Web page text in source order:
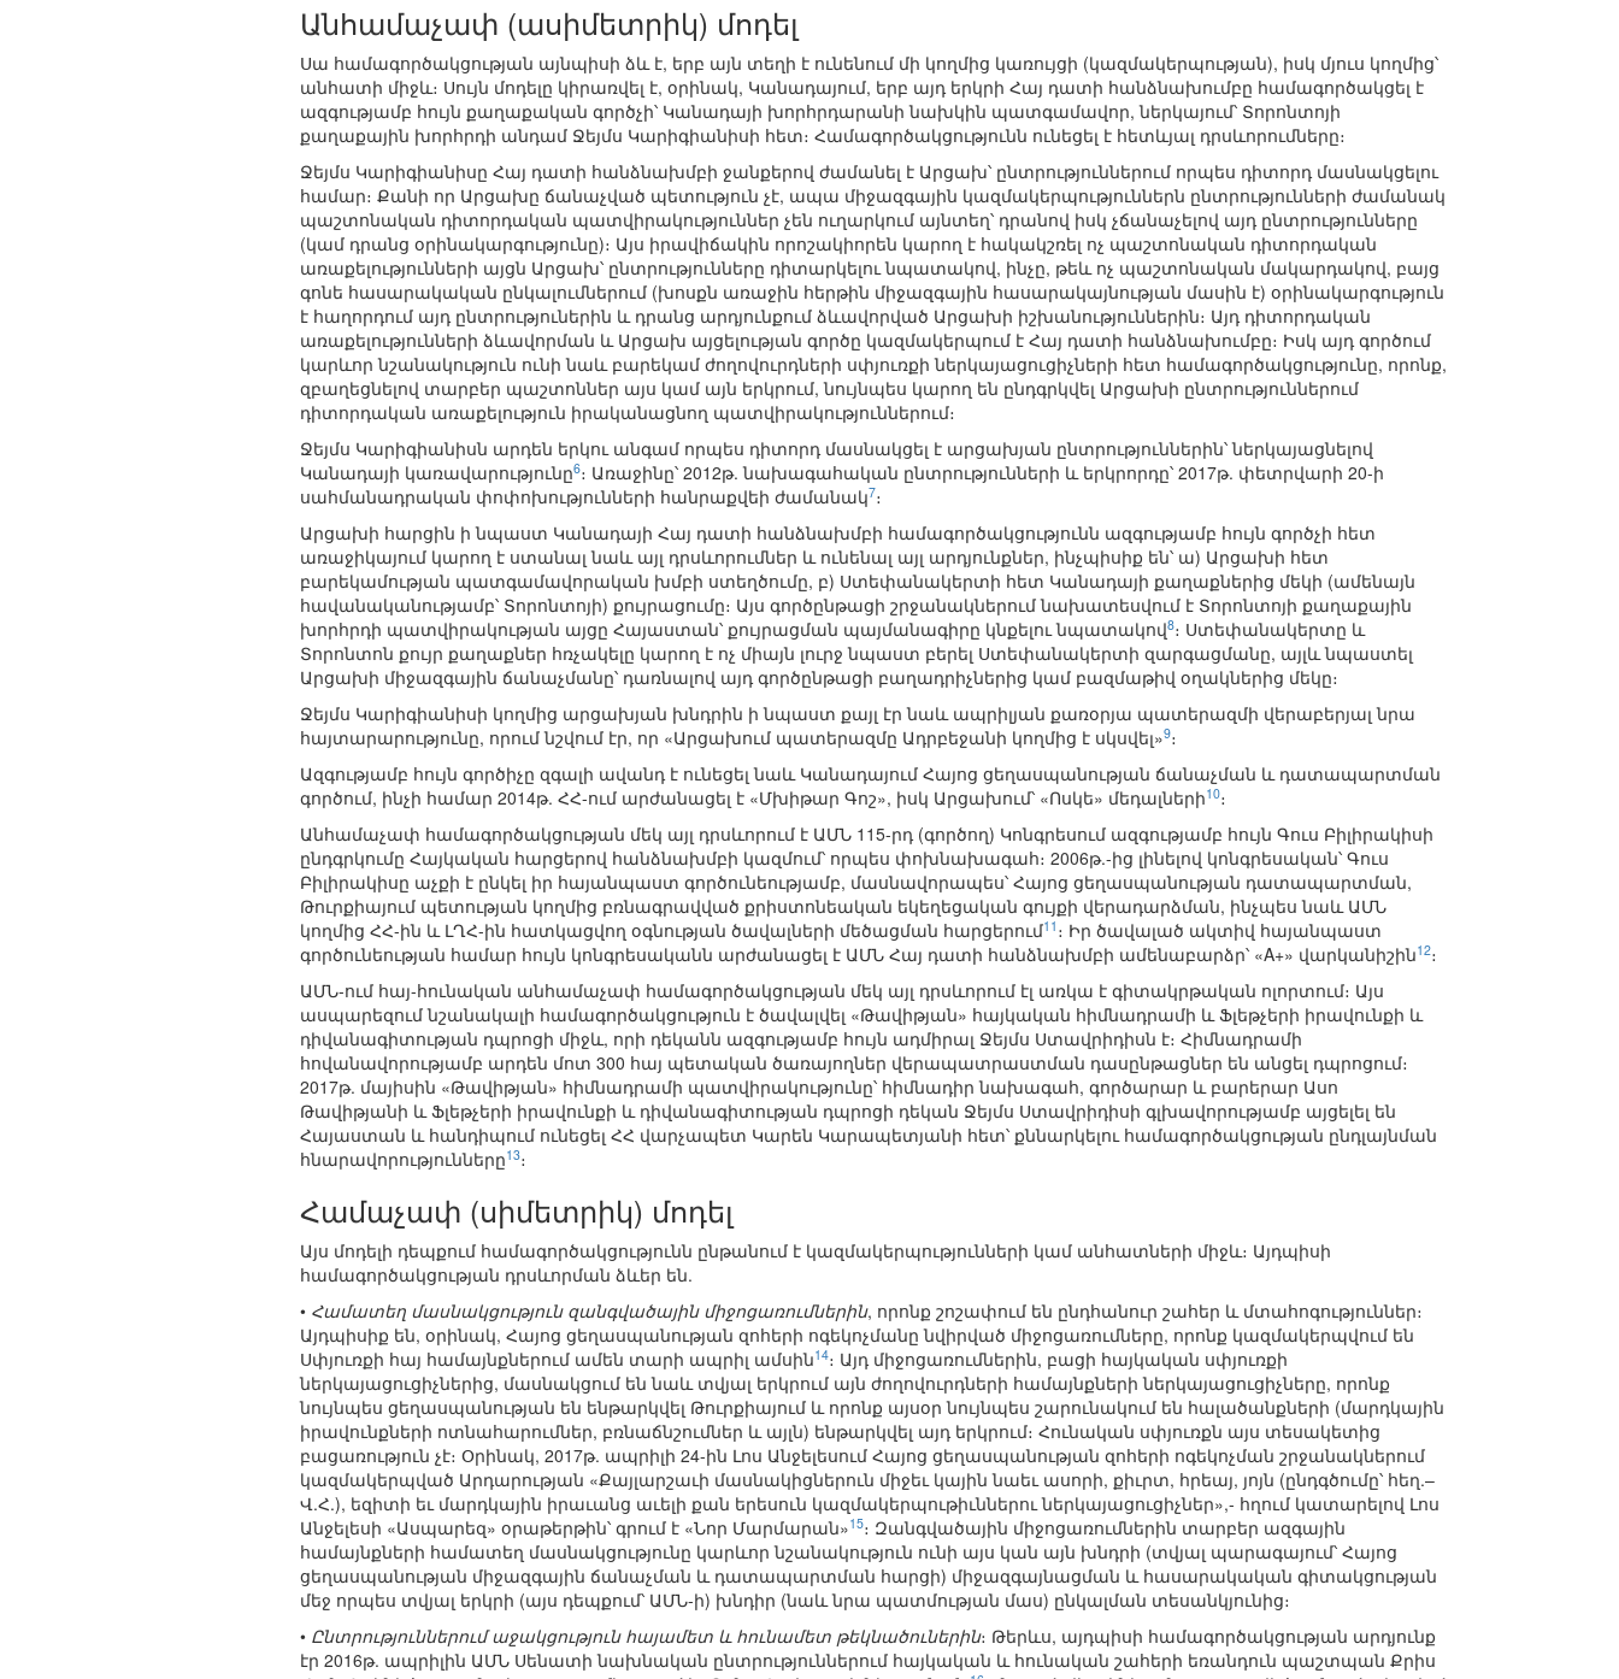
Անհամաչափ (ասիմետրիկ) մոդել
Սա համագործակցության այնպիսի ձև է, երբ այն տեղի է ունենում մի կողմից կառույցի (կազմակերպության), իսկ մյուս կողմից՝
անհատի միջև։ Սույն մոդելը կիրառվել է, օրինակ, Կանադայում, երբ այդ երկրի Հայ դատի հանձնախումբը համագործակցել է
ազգությամբ հույն քաղաքական գործչի՝ Կանադայի խորհրդարանի նախկին պատգամավոր, ներկայում՝ Տորոնտոյի
քաղաքային խորհրդի անդամ Ջեյմս Կարիգիանիսի հետ։ Համագործակցությունն ունեցել է հետևյալ դրսևորումները։
Ջեյմս Կարիգիանիսը Հայ դատի հանձնախմբի ջանքերով ժամանել է Արցախ՝ ընտրություններում որպես դիտորդ մասնակցելու
համար։ Քանի որ Արցախը ճանաչված պետություն չէ, ապա միջազգային կազմակերպություններն ընտրությունների ժամանակ
պաշտոնական դիտորդական պատվիրակություններ չեն ուղարկում այնտեղ՝ դրանով իսկ չճանաչելով այդ ընտրությունները
(կամ դրանց օրինակարգությունը)։ Այս իրավիճակին որոշակիորեն կարող է հակակշռել ոչ պաշտոնական դիտորդական
առաքելությունների այցն Արցախ՝ ընտրությունները դիտարկելու նպատակով, ինչը, թեև ոչ պաշտոնական մակարդակով, բայց
գոնե հասարակական ընկալումներում (խոսքն առաջին հերթին միջազգային հասարակայնության մասին է) օրինակարգություն
է հաղորդում այդ ընտրություներին և դրանց արդյունքում ձևավորված Արցախի իշխանություններին։ Այդ դիտորդական
առաքելությունների ձևավորման և Արցախ այցելության գործը կազմակերպում է Հայ դատի հանձնախումբը։ Իսկ այդ գործում
կարևոր նշանակություն ունի նաև բարեկամ ժողովուրդների սփյուռքի ներկայացուցիչների հետ համագործակցությունը, որոնք,
զբաղեցնելով տարբեր պաշտոններ այս կամ այն երկրում, նույնպես կարող են ընդգրկվել Արցախի ընտրություններում
դիտորդական առաքելություն իրականացնող պատվիրակություններում։
Ջեյմս Կարիգիանիսն արդեն երկու անգամ որպես դիտորդ մասնակցել է արցախյան ընտրություններին՝ ներկայացնելով
Կանադայի կառավարությունը6։ Առաջինը՝ 2012թ. նախագահական ընտրությունների և երկրորդը՝ 2017թ. փետրվարի 20-ի
սահմանադրական փոփոխությունների հանրաքվեի ժամանակ7։
Արցախի հարցին ի նպաստ Կանադայի Հայ դատի հանձնախմբի համագործակցությունն ազգությամբ հույն գործչի հետ
առաջիկայում կարող է ստանալ նաև այլ դրսևորումներ և ունենալ այլ արդյունքներ, ինչպիսիք են՝ ա) Արցախի հետ
բարեկամության պատգամավորական խմբի ստեղծումը, բ) Ստեփանակերտի հետ Կանադայի քաղաքներից մեկի (ամենայն
հավանականությամբ՝ Տորոնտոյի) քույրացումը։ Այս գործընթացի շրջանակներում նախատեսվում է Տորոնտոյի քաղաքային
խորհրդի պատվիրակության այցը Հայաստան՝ քույրացման պայմանագիրը կնքելու նպատակով8։ Ստեփանակերտը և
Տորոնտոն քույր քաղաքներ հռչակելը կարող է ոչ միայն լուրջ նպաստ բերել Ստեփանակերտի զարգացմանը, այլև նպաստել
Արցախի միջազգային ճանաչմանը՝ դառնալով այդ գործընթացի բաղադրիչներից կամ բազմաթիվ օղակներից մեկը։
Ջեյմս Կարիգիանիսի կողմից արցախյան խնդրին ի նպաստ քայլ էր նաև ապրիլյան քառօրյա պատերազմի վերաբերյալ նրա
հայտարարությունը, որում նշվում էր, որ «Արցախում պատերազմը Ադրբեջանի կողմից է սկսվել»9։
Ազգությամբ հույն գործիչը զգալի ավանդ է ունեցել նաև Կանադայում Հայոց ցեղասպանության ճանաչման և դատապարտման
գործում, ինչի համար 2014թ. ՀՀ-ում արժանացել է «Մխիթար Գոշ», իսկ Արցախում՝ «Ոսկե» մեդալների10։
Անհամաչափ համագործակցության մեկ այլ դրսևորում է ԱՄՆ 115-րդ (գործող) Կոնգրեսում ազգությամբ հույն Գուս Բիլիրակիսի
ընդգրկումը Հայկական հարցերով հանձնախմբի կազմում՝ որպես փոխնախագահ։ 2006թ.-ից լինելով կոնգրեսական՝ Գուս
Բիլիրակիսը աչքի է ընկել իր հայանպաստ գործունեությամբ, մասնավորապես՝ Հայոց ցեղասպանության դատապարտման,
Թուրքիայում պետության կողմից բռնագրավված քրիստոնեական եկեղեցական գույքի վերադարձման, ինչպես նաև ԱՄՆ
կողմից ՀՀ-ին և ԼՂՀ-ին հատկացվող օգնության ծավալների մեծացման հարցերում11 ։ Իր ծավալած ակտիվ հայանպաստ
գործունեության համար հույն կոնգրեսականն արժանացել է ԱՄՆ Հայ դատի հանձնախմբի ամենաբարձր՝ «A+» վարկանիշին12։
ԱՄՆ-ում հայ-հունական անհամաչափ համագործակցության մեկ այլ դրսևորում էլ առկա է գիտակրթական ոլորտում։ Այս
ասպարեզում նշանակալի համագործակցություն է ծավալվել «Թավիթյան» հայկական հիմնադրամի և Ֆլեթչերի իրավունքի և
դիվանագիտության դպրոցի միջև, որի դեկանն ազգությամբ հույն ադմիրալ Ջեյմս Ստավրիդիսն է։ Հիմնադրամի
հովանավորությամբ արդեն մոտ 300 հայ պետական ծառայողներ վերապատրաստման դասընթացներ են անցել դպրոցում։
2017թ. մայիսին «Թավիթյան» հիմնադրամի պատվիրակությունը՝ հիմնադիր նախագահ, գործարար և բարերար Ասո
Թավիթյանի և Ֆլեթչերի իրավունքի և դիվանագիտության դպրոցի դեկան Ջեյմս Ստավրիդիսի գլխավորությամբ այցելել են
Հայաստան և հանդիպում ունեցել ՀՀ վարչապետ Կարեն Կարապետյանի հետ՝ քննարկելու համագործակցության ընդլայնման
հնարավորությունները13։
Համաչափ (սիմետրիկ) մոդել
Այս մոդելի դեպքում համագործակցությունն ընթանում է կազմակերպությունների կամ անհատների միջև։ Այդպիսի
համագործակցության դրսևորման ձևեր են.
• Համատեղ մասնակցություն զանգվածային միջոցառումներին, որոնք շոշափում են ընդհանուր շահեր և մտահոգություններ։
Այդպիսիք են, օրինակ, Հայոց ցեղասպանության զոհերի ոգեկոչմանը նվիրված միջոցառումները, որոնք կազմակերպվում են
Սփյուռքի հայ համայնքներում ամեն տարի ապրիլ ամսին14։ Այդ միջոցառումներին, բացի հայկական սփյուռքի
ներկայացուցիչներից, մասնակցում են նաև տվյալ երկրում այն ժողովուրդների համայնքների ներկայացուցիչները, որոնք
նույնպես ցեղասպանության են ենթարկվել Թուրքիայում և որոնք այսօր նույնպես շարունակում են հալածանքների (մարդկային
իրավունքների ոտնահարումներ, բռնաճնշումներ և այլն) ենթարկվել այդ երկրում։ Հունական սփյուռքն այս տեսակետից
բացառություն չէ։ Օրինակ, 2017թ. ապրիլի 24-ին Լոս Անջելեսում Հայոց ցեղասպանության զոհերի ոգեկոչման շրջանակներում
կազմակերպված Արդարության «Քայլարշաւի մասնակիցներուն միջեւ կային նաեւ ասորի, քիւրտ, հրեայ, յոյն (ընդգծումը՝ հեղ.–
Վ.Հ.), եզիտի եւ մարդկային իրաւանց աւելի քան երեսուն կազմակերպութիւններու ներկայացուցիչներ»,- հղում կատարելով Լոս
Անջելեսի «Ասպարեզ» օրաթերթին՝ գրում է «Նոր Մարմարան»15։ Զանգվածային միջոցառումներին տարբեր ազգային
համայնքների համատեղ մասնակցությունը կարևոր նշանակություն ունի այս կան այն խնդրի (տվյալ պարագայում՝ Հայոց
ցեղասպանության միջազգային ճանաչման և դատապարտման հարցի) միջազգայնացման և հասարակական գիտակցության
մեջ որպես տվյալ երկրի (այս դեպքում՝ ԱՄՆ-ի) խնդիր (նաև նրա պատմության մաս) ընկալման տեսանկյունից։
• Ընտրություններում աջակցություն հայամետ և հունամետ թեկնածուներին։ Թերևս, այդպիսի համագործակցության արդյունք
էր 2016թ. ապրիլին ԱՄՆ Սենատի նախնական ընտրություններում հայկական և հունական շահերի եռանդուն պաշտպան Քրիս